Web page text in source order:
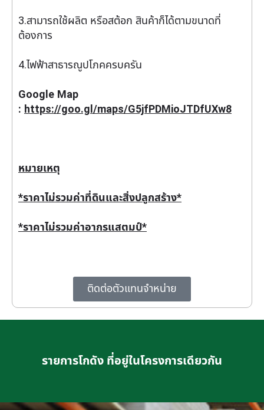
3.สามารถใช้ผลิต หรือสต้อก สินค้าก็ได้ตามขนาดที่
ต้องการ
4.ไฟฟ้าสาธารณูปโภคครบครัน
Google Map
: https://goo.gl/maps/G5jfPDMioJTDfUXw8
หมายเหตุ
*ราคาไม่รวมค่าที่ดินและสิ่งปลูกสร้าง*
*ราคาไม่รวมค่าอากรแสตมป์*
ติดต่อตัวแทนจำหน่าย
รายการโกดัง ที่อยู่ในโครงการเดียวกัน